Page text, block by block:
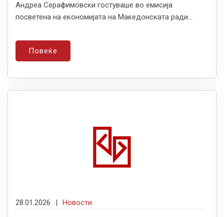
Андреа Серафимовски гостуваше во емисија
посветена на економијата на Македонската ради...
Повеќе
28.01.2026 Новости